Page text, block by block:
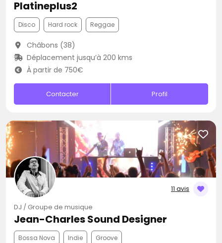
Platineplus2
Disco Hard rock Reggae
Châbons (38)
Déplacement jusqu’à 200 kms
À partir de 750€
Contacter Profil
11 avis
DJ / Groupe de musique
Jean-Charles Sound Designer
Bossa Nova Indie Groove